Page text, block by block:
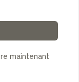
maintenant